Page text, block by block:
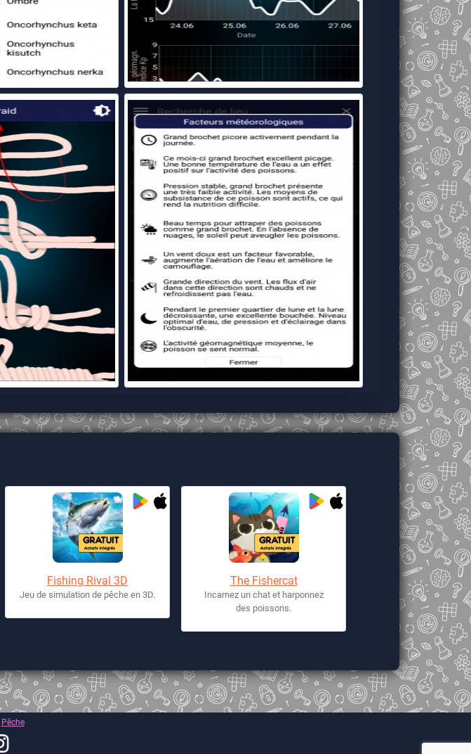
Fishing Rival 3D
Jeu de simulation de pêche en 3D.
The Fishercat
Incarnez un chat et harponnez
des poissons.
Pêche